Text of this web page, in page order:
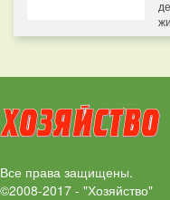
Все права защищены.
©2008-2017 - "Хозяйство"